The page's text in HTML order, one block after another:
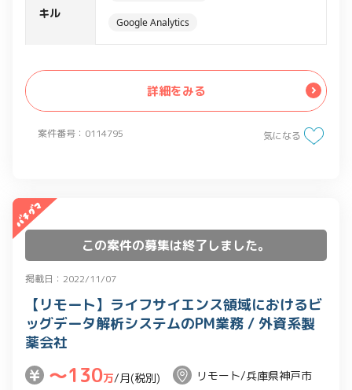
案件番号：0114795
サイト(中規模程度のものが多い)
キル
Google Analytics
詳細をみる
気になる
この案件の募集は終了しました。
掲載日：2022/11/07
【リモート】ライフサイエンス領域におけるビ
ッグデータ解析システムのPM業務 / 外資系製
薬会社
〜130万/月(税別)
リモート/兵庫県神戸市